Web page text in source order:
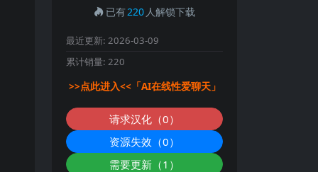
已有220 人解锁下载
最近更新: 2026-03-09
累计销量: 220
>>点此进入<<「AI在线性爱聊天」
请求汉化（0）
资源失效（0）
需要更新（1）